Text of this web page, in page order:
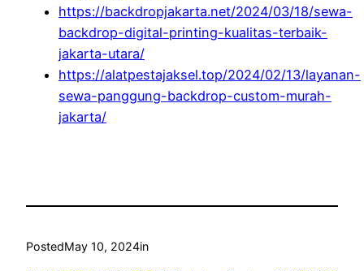
https://backdropjakarta.net/2024/03/18/sewa-
backdrop-digital-printing-kualitas-terbaik-
jakarta-utara/
https://alatpestajaksel.top/2024/02/13/layanan-
sewa-panggung-backdrop-custom-murah-
jakarta/
PostedMay 10, 2024in